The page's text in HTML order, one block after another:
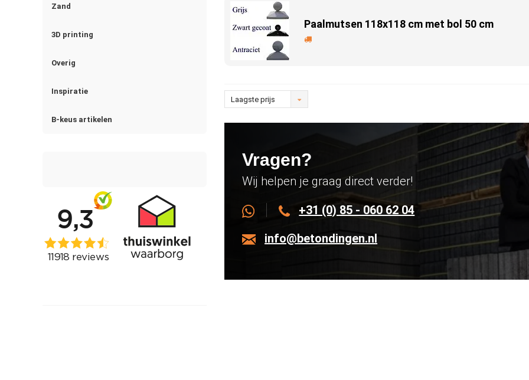
Zand
3D printing
Overig
Inspiratie
B-keus artikelen
Paalmutsen 118x118 cm met bol 50 cm
Laagste prijs
Vragen?
Wij helpen je graag direct verder!
+31 (0) 85 - 060 62 04
info@betondingen.nl